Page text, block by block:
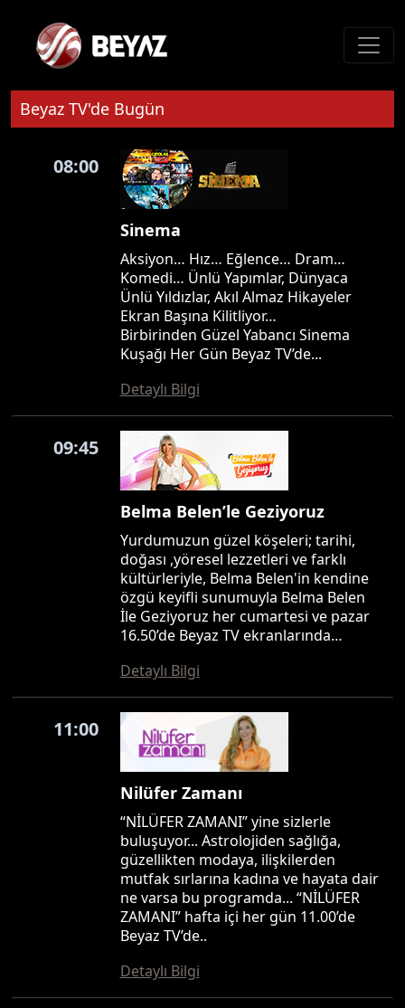
Beyaz TV'de Bugün
08:00
Sinema
Aksiyon… Hız… Eğlence… Dram…
Komedi… Ünlü Yapımlar, Dünyaca
Ünlü Yıldızlar, Akıl Almaz Hikayeler
Ekran Başına Kilitliyor…
Birbirinden Güzel Yabancı Sinema
Kuşağı Her Gün Beyaz TV’de...
Detaylı Bilgi
09:45
Belma Belen’le Geziyoruz
Yurdumuzun güzel köşeleri; tarihi,
doğası ,yöresel lezzetleri ve farklı
kültürleriyle, Belma Belen'in kendine
özgü keyifli sunumuyla Belma Belen
İle Geziyoruz her cumartesi ve pazar
16.50’de Beyaz TV ekranlarında…
Detaylı Bilgi
11:00
Nilüfer Zamanı
“NİLÜFER ZAMANI” yine sizlerle
buluşuyor... Astrolojiden sağlığa,
güzellikten modaya, ilişkilerden
mutfak sırlarına kadına ve hayata dair
ne varsa bu programda... “NİLÜFER
ZAMANI” hafta içi her gün 11.00’de
Beyaz TV’de..
Detaylı Bilgi